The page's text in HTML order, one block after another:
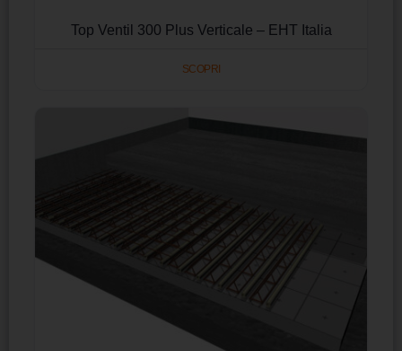
Top Ventil 300 Plus Verticale – EHT Italia
SCOPRI